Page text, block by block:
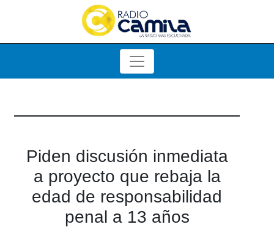
Piden discusión inmediata
a proyecto que rebaja la
edad de responsabilidad
penal a 13 años